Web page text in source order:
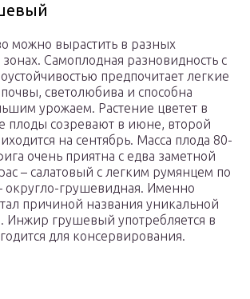
можно вырастить в разных
Самоплодная разновидность с
предпочитает легкие
светолюбива и способна
урожаем. Растение цветет в
плоды созревают в июне, второй
на сентябрь. Масса плода 80-
очень приятна с едва заметной
– салатовый с легким румянцем по
грушевидная. Именно
причиной названия уникальной
Инжир грушевый употребляется в
для консервирования.